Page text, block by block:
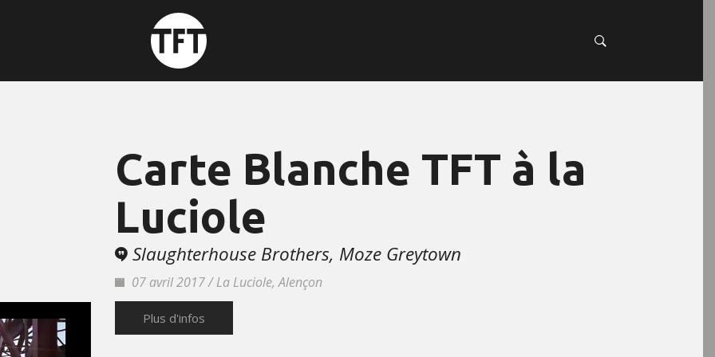
Carte Blanche TFT à la
Luciole
Slaughterhouse Brothers, Moze Greytown
07 avril 2017 / La Luciole, Alençon
Plus d'infos